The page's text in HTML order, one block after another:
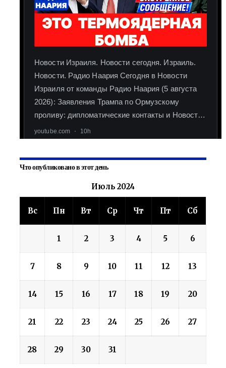
Что опубликовано в этот день
Июль 2024
Вс Пн Вт Ср Чт Пт Сб
1 2 3 4 5 6
7 8 9 10 11 12 13
14 15 16 17 18 19 20
21 22 23 24 25 26 27
28 29 30 31